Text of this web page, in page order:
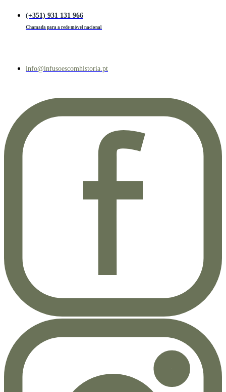
(+351) 931 131 966
Chamada para a rede móvel nacional
info@infusoescomhistoria.pt